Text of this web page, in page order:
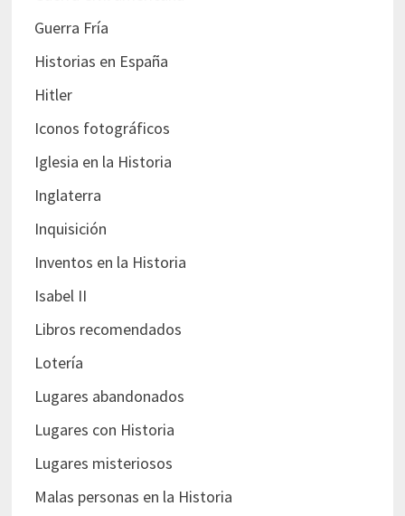
Guerra Fría
Historias en España
Hitler
Iconos fotográficos
Iglesia en la Historia
Inglaterra
Inquisición
Inventos en la Historia
Isabel II
Libros recomendados
Lotería
Lugares abandonados
Lugares con Historia
Lugares misteriosos
Malas personas en la Historia